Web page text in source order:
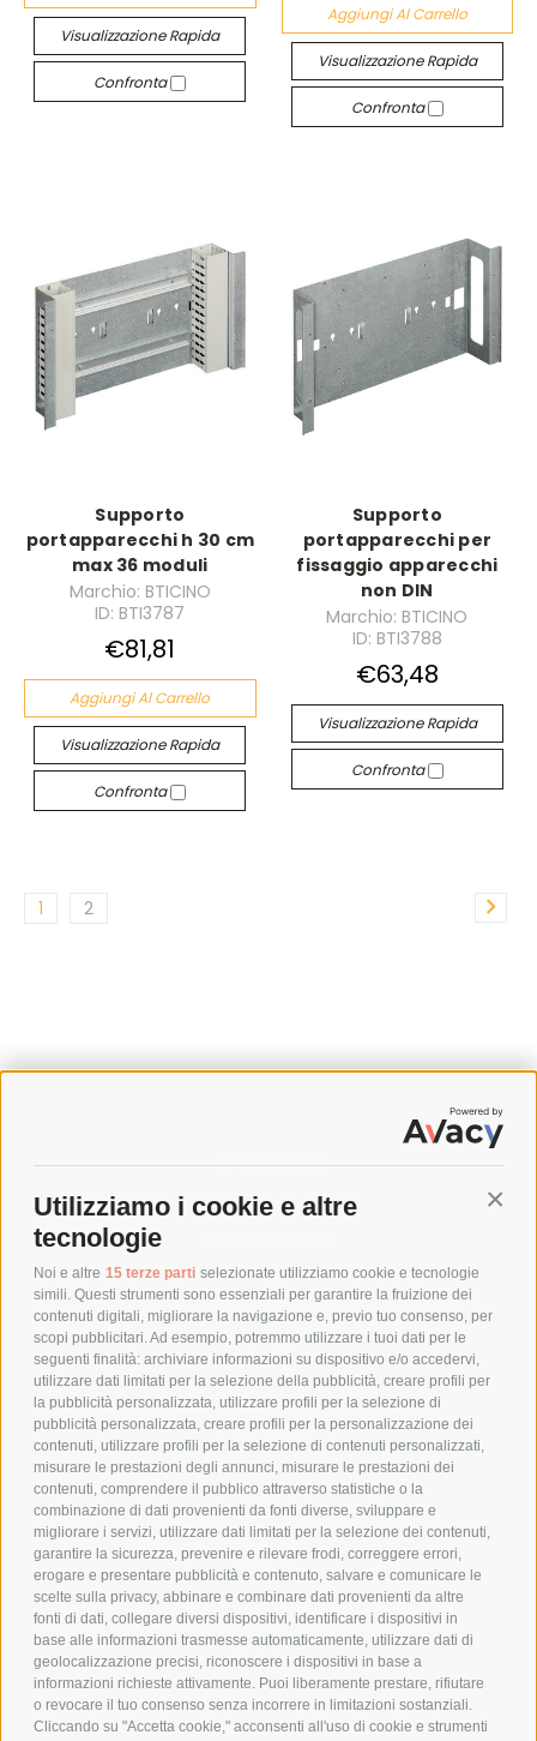
Utilizziamo i cookie e altre
tecnologie
Noi e altre 15 terze parti selezionate utilizziamo cookie e tecnologie
simili. Questi strumenti sono essenziali per garantire la fruizione dei
contenuti digitali, migliorare la navigazione e, previo tuo consenso, per
scopi pubblicitari. Ad esempio, potremmo utilizzare i tuoi dati per le
seguenti finalità: archiviare informazioni su dispositivo e/o accedervi,
utilizzare dati limitati per la selezione della pubblicità, creare profili per
la pubblicità personalizzata, utilizzare profili per la selezione di
pubblicità personalizzata, creare profili per la personalizzazione dei
contenuti, utilizzare profili per la selezione di contenuti personalizzati,
misurare le prestazioni degli annunci, misurare le prestazioni dei
contenuti, comprendere il pubblico attraverso statistiche o la
combinazione di dati provenienti da fonti diverse, sviluppare e
migliorare i servizi, utilizzare dati limitati per la selezione dei contenuti,
garantire la sicurezza, prevenire e rilevare frodi, correggere errori,
erogare e presentare pubblicità e contenuto, salvare e comunicare le
scelte sulla privacy, abbinare e combinare dati provenienti da altre
fonti di dati, collegare diversi dispositivi, identificare i dispositivi in
base alle informazioni trasmesse automaticamente, utilizzare dati di
geolocalizzazione precisi, riconoscere i dispositivi in base a
informazioni richieste attivamente. Puoi liberamente prestare, rifiutare
o revocare il tuo consenso senza incorrere in limitazioni sostanziali.
Cliccando su "Accetta cookie," acconsenti all'uso di cookie e strumenti
Visualizzazione Rapida
Confronta
Aggiungi Al Carrello
Visualizzazione Rapida
Confronta
Supporto
portapparecchi h 30 cm
max 36 moduli
Marchio: BTICINO
ID: BTI3787
€81,81
Aggiungi Al Carrello
Visualizzazione Rapida
Confronta
Supporto
portapparecchi per
fissaggio apparecchi
non DIN
Marchio: BTICINO
ID: BTI3788
€63,48
Visualizzazione Rapida
Confronta
1 2
SPEDIZIONI
COSTI DI SPEDIZIONE
POLITICA DI RESO
POLICY
PRIVACY POLICY
COOKIE POLICY
PAGAMENTI SICURI
AZIENDA
CHI SIAMO
MARCHI TRATTATI
CONDOMINI